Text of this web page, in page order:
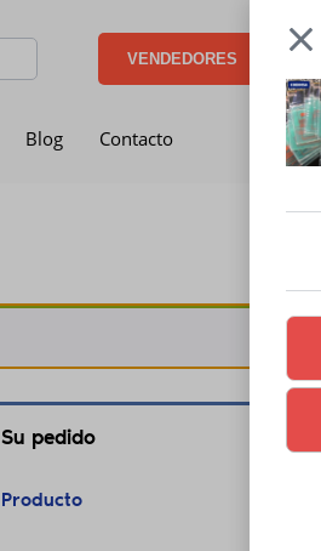
VENDEDORES
Blog Contacto
Su pedido
Producto